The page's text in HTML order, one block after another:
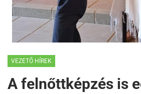
VEZETŐ HÍREK
A felnőttképzés is